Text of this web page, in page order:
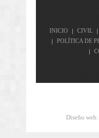
INICIO CIVIL
POLÍTICA DE
Diseño web: